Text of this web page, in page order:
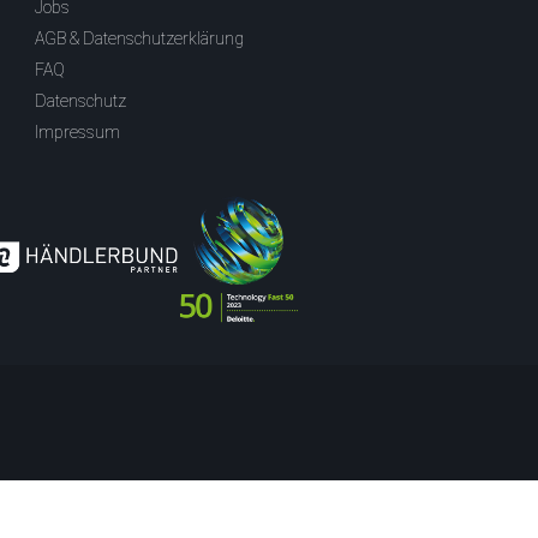
Jobs
AGB & Datenschutzerklärung
FAQ
Datenschutz
Impressum